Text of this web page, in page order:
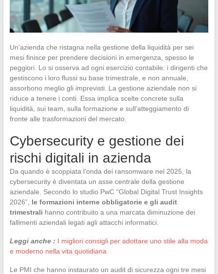
Un’azienda che ristagna nella gestione della liquidità per sei
mesi finisce per prendere decisioni in emergenza, spesso le
peggiori. Lo si osserva ad ogni esercizio contabile: i dirigenti che
gestiscono i loro flussi su base trimestrale, e non annuale,
assorbono meglio gli imprevisti. La gestione aziendale non si
riduce a tenere i conti. Essa implica scelte concrete sulla
liquidità, sui team, sulla formazione e sull’atteggiamento di
fronte alle trasformazioni del mercato.
Cybersecurity e gestione dei
rischi digitali in azienda
Da quando è scoppiata l’onda dei ransomware nel 2025, la
cybersecurity è diventata un asse centrale della gestione
aziendale. Secondo lo studio PwC “Global Digital Trust Insights
2026”, le formazioni interne obbligatorie e gli audit
trimestrali hanno contribuito a una marcata diminuzione dei
fallimenti aziendali legati agli attacchi informatici.
Leggi anche : I migliori consigli per adottare uno stile alla moda
e moderno nella vita quotidiana
Le PMI che hanno instaurato un audit di sicurezza ogni tre mesi